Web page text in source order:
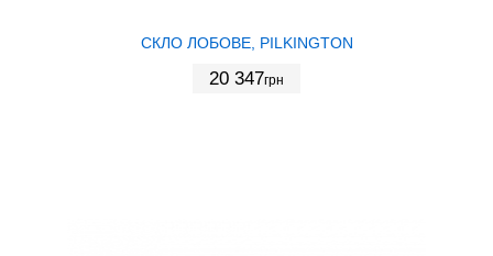
СКЛО ЛОБОВЕ, PILKINGTON
20 347грн